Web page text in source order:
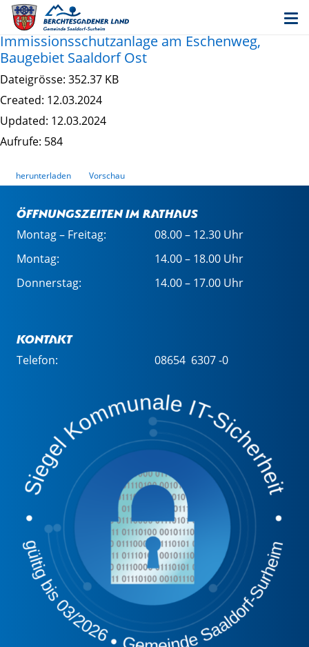
Erschließung; Satzung über die Erhebung von
Erschließungsbeiträgen für die
Immissionsschutzanlage am Eschenweg,
Baugebiet Saaldorf Ost
Dateigrösse: 352.37 KB
Created: 12.03.2024
Updated: 12.03.2024
Aufrufe: 584
herunterladen Vorschau
Öffnungszeiten im Rathaus
Montag – Freitag:
08.00 – 12.30 Uhr
Montag:
14.00 – 18.00 Uhr
Donnerstag:
14.00 – 17.00 Uhr
Kontakt
Telefon: 08654 6307 -0